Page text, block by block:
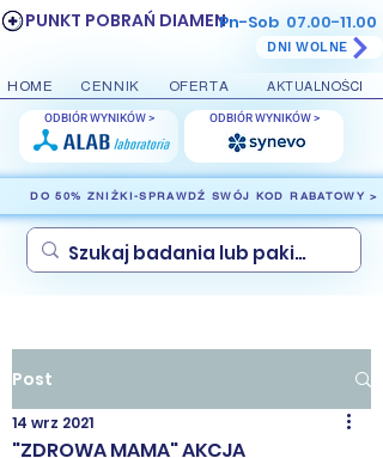
PUNKT POBRAŃ DIAMENPn-Sob 07.00-11.00
DNI WOLNE
HOME CENNIK OFERTA AKTUALNOŚCI
ODBIÓR WYNIKÓW > ODBIÓR WYNIKÓW >
DO 50% ZNIŻKI-SPRAWDŹ SWÓJ KOD RABATOWY >
Post
"ZDROWA MAMA" AKCJA
14 wrz 2021